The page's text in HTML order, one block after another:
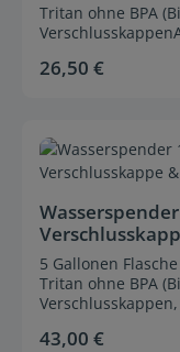
Tritan ohne BPA
Regulärer Preis:
26,50 €
Durchschnittliche
5 Gallonen
Tritan ohne BPA
Regulärer Preis:
43,00 €